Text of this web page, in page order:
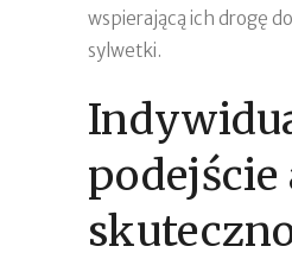
wspierającą ich drogę
sylwetki.
podejście